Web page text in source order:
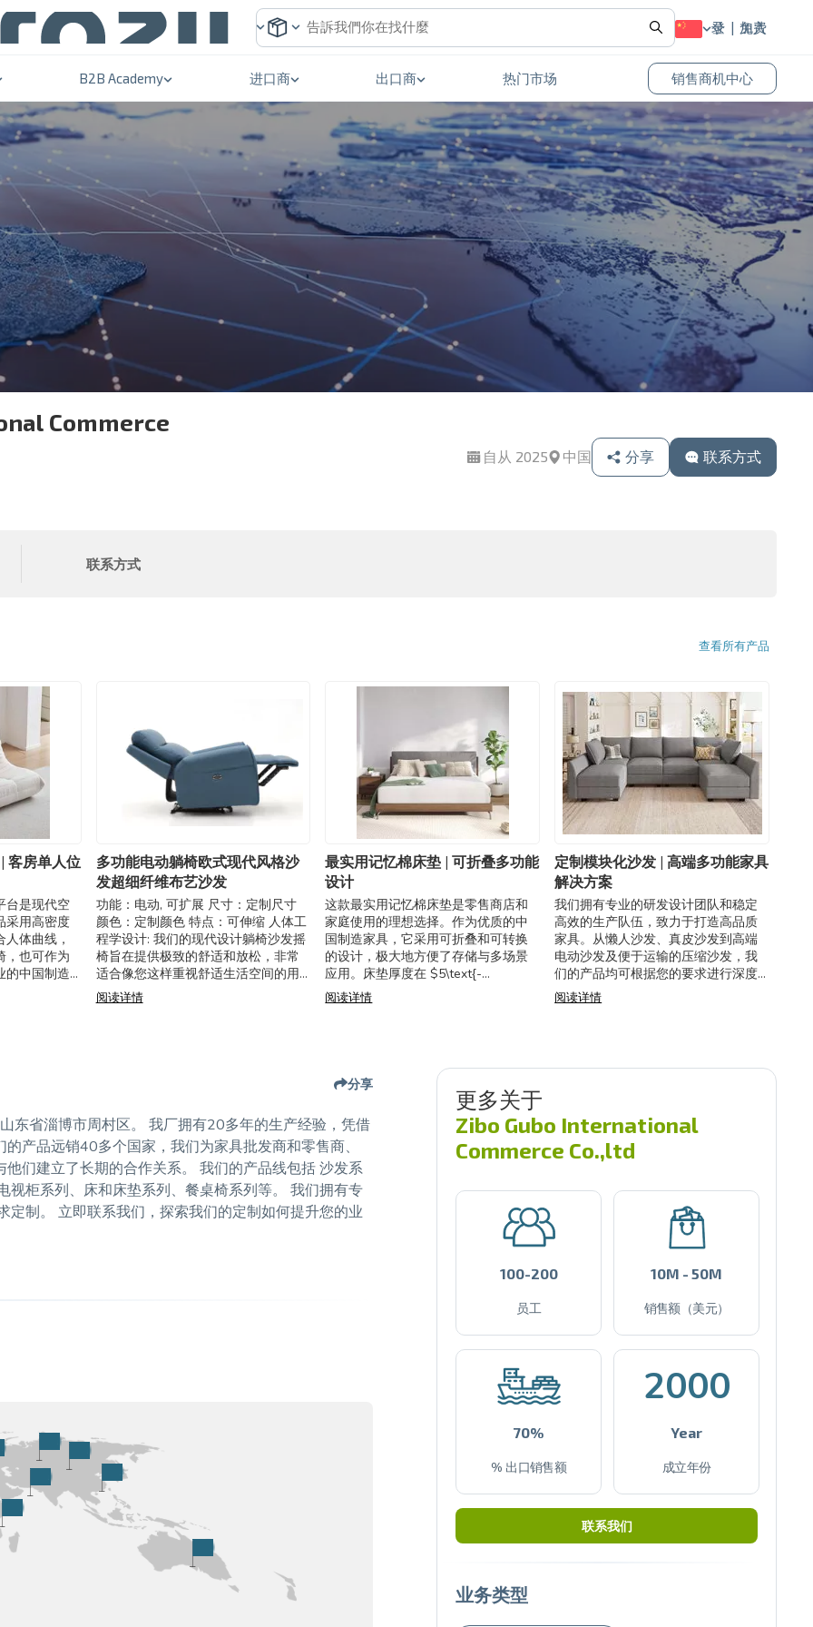
登录 免费加入
B2B Academy 进口商 出口商 热门市场 销售商机中心
Commerce
自从 2025 中国 分享 联系方式
联系方式
查看所有产品
客房单人位
台是现代空
采用高密度
体曲线，
，也可作为
的中国制造
多功能电动躺椅欧式现代风格沙
发超细纤维布艺沙发
功能：电动, 可扩展 尺寸：定制尺寸
颜色：定制颜色 特点：可伸缩 人体工
程学设计: 我们的现代设计躺椅沙发摇
椅旨在提供极致的舒适和放松，非常
适合像您这样重视舒适生活空间的用
户。可扩展功能允许个性化调整以满
足您的需求。 优质材料: 这款躺椅
阅读详情
最实用记忆棉床垫 | 可折叠多功能
设计
这款最实用记忆棉床垫是零售商店和
家庭使用的理想选择。作为优质的中
国制造家具，它采用可折叠和可转换
的设计，极大地方便了存储与多场景
应用。床垫厚度在 $5\text{-
-}35\text{cm}$ 之间可选，配备可拆
卸且可机洗的凉感面料外套，具
阅读详情
定制模块化沙发 | 高端多功能家具
解决方案
我们拥有专业的研发设计团队和稳定
高效的生产队伍，致力于打造高品质
家具。从懒人沙发、真皮沙发到高端
电动沙发及便于运输的压缩沙发，我
们的产品均可根据您的要求进行深度
定制。 我们的模块化沙发具有无与伦
比的灵活性，配备可更换且易清洗的
阅读详情
分享
东省淄博市周村区。 我厂拥有20多年的生产经验，凭借
产品远销40多个国家，我们为家具批发商和零售商、
们建立了长期的合作关系。 我们的产品线包括 沙发系
柜系列、床和床垫系列、餐桌椅系列等。 我们拥有专
制。 立即联系我们，探索我们的定制如何提升您的业
非洲
亚洲
东欧
中东
大洋洲
西南亚
西欧
更多关于
Zibo Gubo International
Commerce Co.,ltd
100-200
员工
10M - 50M
销售额（美元）
70%
% 出口销售额
2000
Year
成立年份
联系我们
业务类型